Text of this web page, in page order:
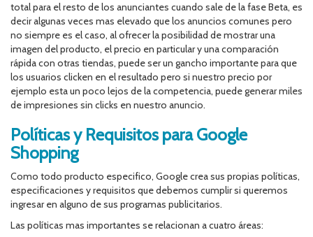
total para el resto de los anunciantes cuando sale de la fase Beta, es
decir algunas veces mas elevado que los anuncios comunes pero
no siempre es el caso, al ofrecer la posibilidad de mostrar una
imagen del producto, el precio en particular y una comparación
rápida con otras tiendas, puede ser un gancho importante para que
los usuarios clicken en el resultado pero si nuestro precio por
ejemplo esta un poco lejos de la competencia, puede generar miles
de impresiones sin clicks en nuestro anuncio.
Políticas y Requisitos para Google
Shopping
Como todo producto especifico, Google crea sus propias políticas,
especificaciones y requisitos que debemos cumplir si queremos
ingresar en alguno de sus programas publicitarios.
Las políticas mas importantes se relacionan a cuatro áreas: